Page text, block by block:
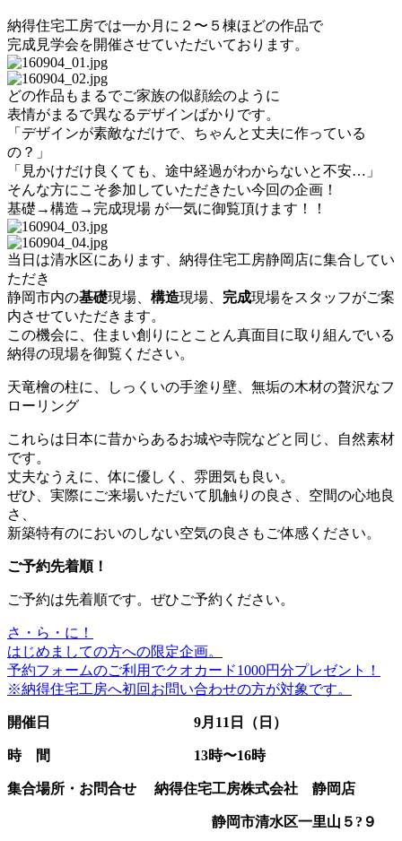
納得住宅工房では一か月に２〜５棟ほどの作品で
完成見学会を開催させていただいております。
どの作品もまるでご家族の似顔絵のように
表情がまるで異なるデザインばかりです。
「デザインが素敵なだけで、ちゃんと丈夫に作っている
の？」
「見かけだけ良くても、途中経過がわからないと不安…」
そんな方にこそ参加していただきたい今回の企画！
基礎→構造→完成現場 が一気に御覧頂けます！！
当日は清水区にあります、納得住宅工房静岡店に集合してい
ただき
静岡市内の基礎現場、 構造現場、 完成現場をスタッフがご案
内させていただきます。
この機会に、住まい創りにとことん真面目に取り組んでいる
納得の現場を御覧ください。
天竜檜の柱に、しっくいの手塗り壁、無垢の木材の贅沢なフ
ローリング
これらは日本に昔からあるお城や寺院などと同じ、自然素材
です。
丈夫なうえに、体に優しく、雰囲気も良い。
ぜひ、実際にご来場いただいて肌触りの良さ、空間の心地良
さ、
新築特有のにおいのしない空気の良さもご体感ください。
ご予約先着順！
ご予約は先着順です。ぜひご予約ください。
さ・ら・に！
はじめましての方への限定企画。
予約フォームのご利用でクオカード1000円分プレゼント！
※納得住宅工房へ初回お問い合わせの方が対象です。
開催日 9月11日（日）
時 間 13時〜16時
集合場所・お問合せ 納得住宅工房株式会社 静岡店
静岡市清水区一里山５?９